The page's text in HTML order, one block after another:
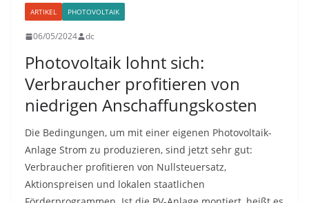
ARTIKEL PHOTOVOLTAIK
06/05/2024 dc
Photovoltaik lohnt sich:
Verbraucher profitieren von
niedrigen Anschaffungskosten
Die Bedingungen, um mit einer eigenen Photovoltaik-
Anlage Strom zu produzieren, sind jetzt sehr gut:
Verbraucher profitieren von Nullsteuersatz,
Aktionspreisen und lokalen staatlichen